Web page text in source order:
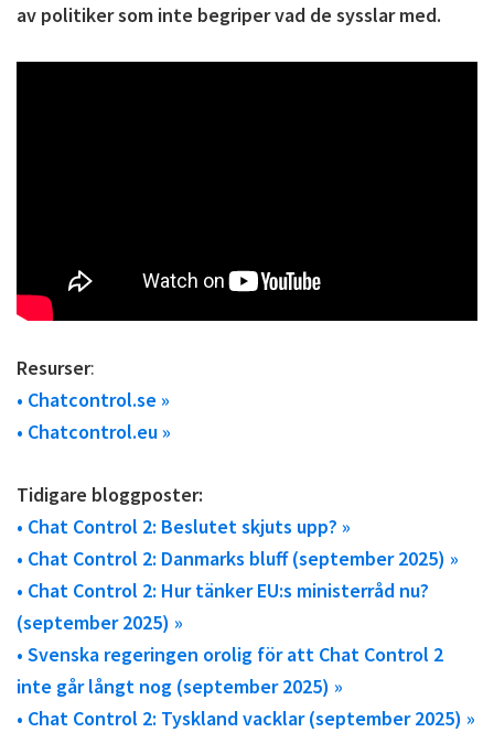
av politiker som inte begriper vad de sysslar med.
Resurser:
• Chatcontrol.se »
• Chatcontrol.eu »
Tidigare bloggposter:
• Chat Control 2: Beslutet skjuts upp? »
• Chat Control 2: Danmarks bluff (september 2025) »
• Chat Control 2: Hur tänker EU:s ministerråd nu?
(september 2025) »
• Svenska regeringen orolig för att Chat Control 2
inte går långt nog (september 2025) »
• Chat Control 2: Tyskland vacklar (september 2025) »